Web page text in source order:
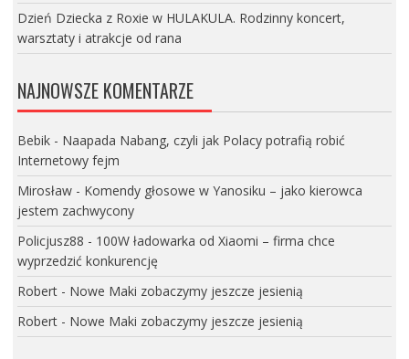
Dzień Dziecka z Roxie w HULAKULA. Rodzinny koncert,
warsztaty i atrakcje od rana
NAJNOWSZE KOMENTARZE
Bebik- Naapada Nabang, czyli jak Polacy potrafią robić
Internetowy fejm
Mirosław- Komendy głosowe w Yanosiku – jako kierowca
jestem zachwycony
Policjusz88 - 100W ładowarka od Xiaomi – firma chce
wyprzedzić konkurencję
Robert- Nowe Maki zobaczymy jeszcze jesienią
Robert- Nowe Maki zobaczymy jeszcze jesienią